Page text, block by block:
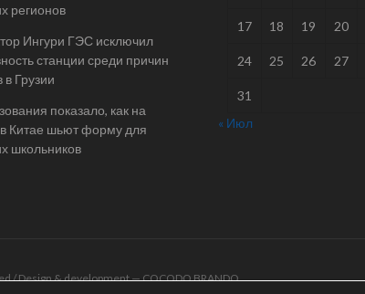
регионов
Ингури ГЭС исключил
станции среди причин
в Грузии
показало, как на
Китае шьют форму для
школьников
17 18 19 20
24 25 26 27
31
« Июл
/ Design & development —COCODO BRANDO